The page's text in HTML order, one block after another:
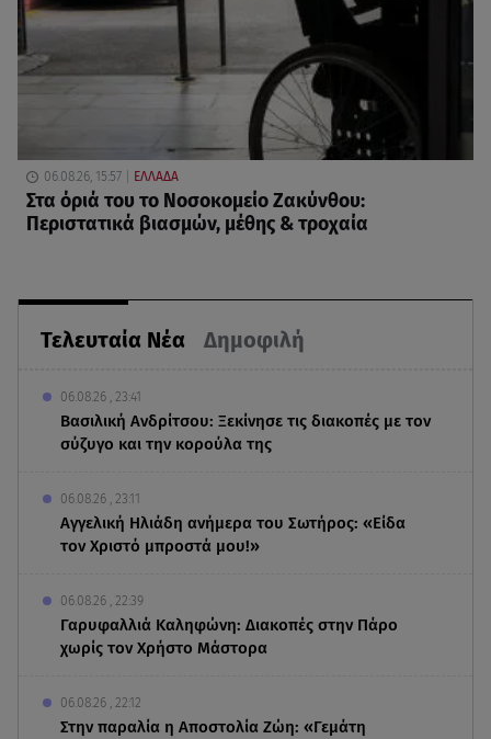
Τελευταία Νέα Δημοφιλή
06.08.26 , 23:41
Βασιλική Ανδρίτσου: Ξεκίνησε τις διακοπές με τον
σύζυγο και την κορούλα της
06.08.26 , 23:11
Αγγελική Ηλιάδη ανήμερα του Σωτήρος: «Είδα
τον Χριστό μπροστά μου!»
06.08.26 , 22:39
Γαρυφαλλιά Καληφώνη: Διακοπές στην Πάρο
χωρίς τον Χρήστο Μάστορα
06.08.26 , 22:12
Στην παραλία η Αποστολία Ζώη: «Γεμάτη
06.08.26, 15:57 ΕΛΛΑΔΑ
Στα όριά του το Νοσοκομείο Ζακύνθου:
Περιστατικά βιασμών, μέθης & τροχαία